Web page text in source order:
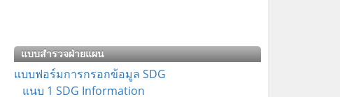
แบบสำรวจฝ่ายแผน
แบบฟอร์มการกรอกข้อมูล SDG
แนบ 1 SDG Information